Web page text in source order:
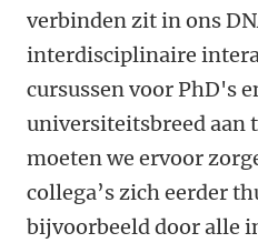
verbinden zit in ons
interdisciplinaire
cursussen voor PhD's
universiteitsbreed aan
moeten we ervoor
collega’s zich eerder
bijvoorbeeld door alle